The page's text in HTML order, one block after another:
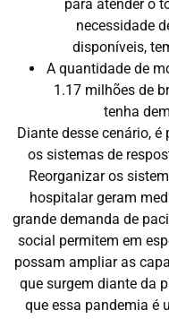
para atender o
necessidade
disponíveis,
A quantidade de
1.17 milhões de
tenha
Diante desse cenário,
os sistemas de
Reorganizar os
hospitalar geram
grande demanda de
social permitem em
possam ampliar as
que surgem diante da
que essa pandemia é